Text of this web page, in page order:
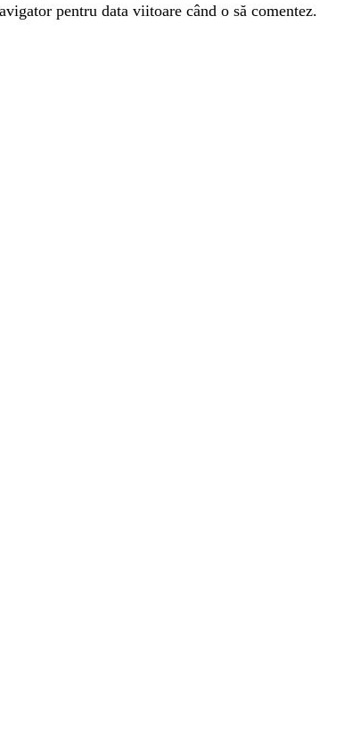
pentru data viitoare când o să comentez.